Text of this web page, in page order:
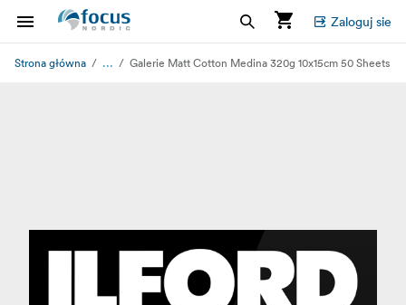
Zaloguj sie
Strona główna ... Galerie Matt Cotton Medina 320g 10x15cm 50 Sheets